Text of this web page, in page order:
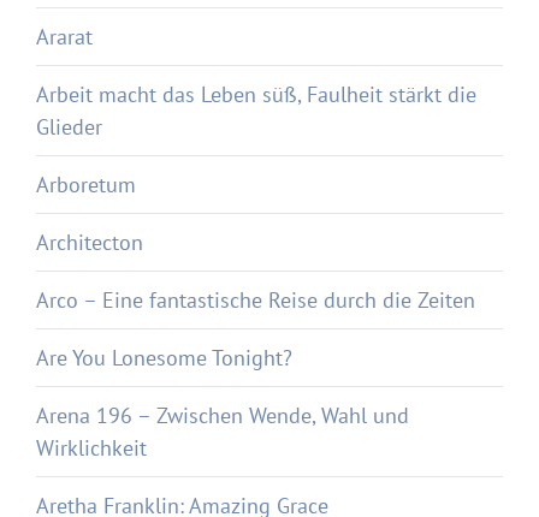
Ararat
Arbeit macht das Leben süß, Faulheit stärkt die
Glieder
Arboretum
Architecton
Arco – Eine fantastische Reise durch die Zeiten
Are You Lonesome Tonight?
Arena 196 – Zwischen Wende, Wahl und
Wirklichkeit
Aretha Franklin: Amazing Grace